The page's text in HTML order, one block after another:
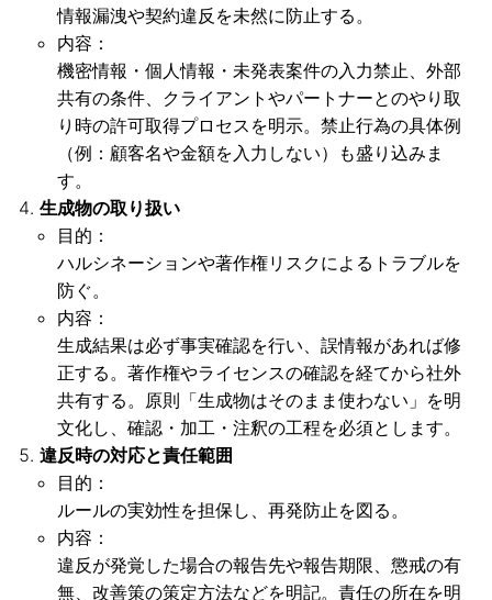
情報漏洩や契約違反を未然に防止する。
内容：
機密情報・個人情報・未発表案件の入力禁止、外部
共有の条件、クライアントやパートナーとのやり取
り時の許可取得プロセスを明示。禁止行為の具体例
（例：顧客名や金額を入力しない）も盛り込みま
す。
生成物の取り扱い
目的：
ハルシネーションや著作権リスクによるトラブルを
防ぐ。
内容：
生成結果は必ず事実確認を行い、誤情報があれば修
正する。著作権やライセンスの確認を経てから社外
共有する。原則「生成物はそのまま使わない」を明
文化し、確認・加工・注釈の工程を必須とします。
違反時の対応と責任範囲
目的：
ルールの実効性を担保し、再発防止を図る。
内容：
違反が発覚した場合の報告先や報告期限、懲戒の有
無、改善策の策定方法などを明記。責任の所在を明